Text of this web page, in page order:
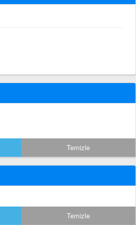
Temizle
Temizle